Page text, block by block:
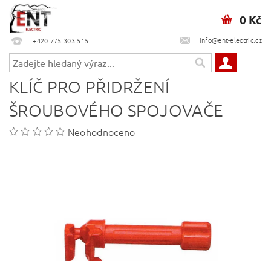
+420 775 303 515 info@ent-electric.cz
0 Kč
KLÍČ PRO PŘIDRŽENÍ
ŠROUBOVÉHO SPOJOVAČE
Neohodnoceno